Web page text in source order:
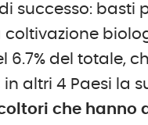
successo: basti
coltivazione
del totale,
in altri 4 Paesi la
che hanno